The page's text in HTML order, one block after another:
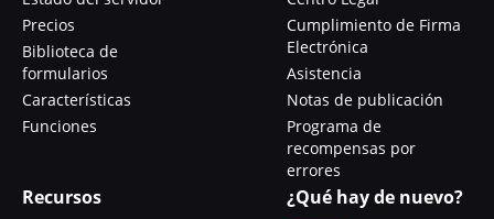
Precios
Biblioteca de
formularios
Características
Funciones
Cumplimiento de Firma
Electrónica
Asistencia
Notas de publicación
Programa de
recompensas por
errores
Recursos ¿Qué hay de nuevo?